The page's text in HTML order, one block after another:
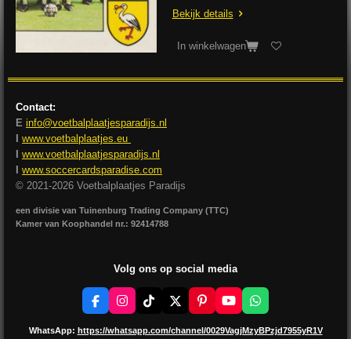
Bekijk details
In winkelwagen
Contact:
E info@voetbalplaatjesparadijs.nl
www.voetbalplaatjes.eu
www.voetbalplaatjesparadijs.nl
www.soccercardsparadise.com
© 2021-2026 Voetbalplaatjes Paradijs
een divisie van Tuinenburg Trading Company (TTC)
Kamer van Koophandel nr.: 92414788
Volg ons op social media
F
a
c
I
n
s
T
k
X
P
i
n
Y
o
u
W
h
a
WhatsApp: https://whatsapp.com/channel/0029VagjMzyBPzjd7955yR1V